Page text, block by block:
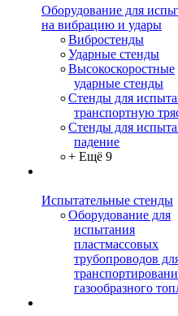
Оборудование для
на вибрацию и удары
Вибростенды
Ударные стенды
Высокоскоростные
ударные стенды
Стенды для
транспортную
Стенды для
падение
+ Ещё 9
Испытательные стенды
Оборудование для
испытания
пластмассовых
трубопроводов
газообразного